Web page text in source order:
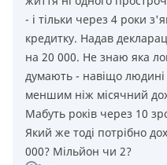
- i тiльки через 4 роки
кредитку. Надав
на 20 000. Не знаю яка
думають - навiщо людинi
меншим нiж мiсячний
Мабуть рокiв через 10
Який же тодi потрiбно
000? Мiльйон чи 2?